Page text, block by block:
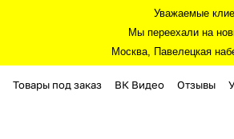
Уважаемые
Мы переехали на
Москва, Павелецкая
Товары под заказ ВК Видео Отзывы